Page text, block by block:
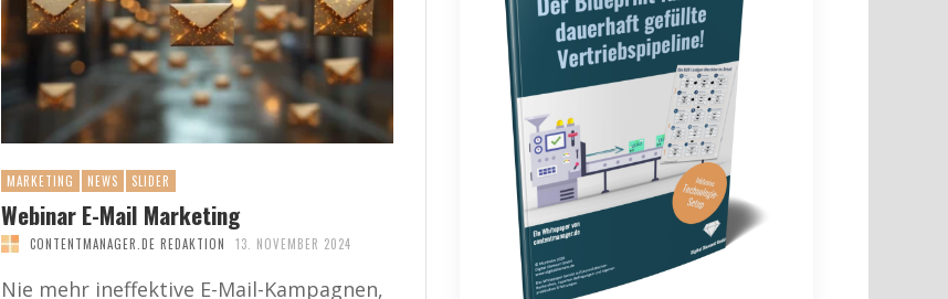
MARKETING NEWS SLIDER
Webinar E-Mail Marketing
CONTENTMANAGER.DE REDAKTION 13. NOVEMBER 2024
Nie mehr ineffektive E-Mail-Kampagnen,